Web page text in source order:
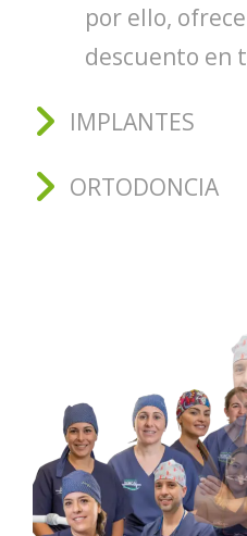
por ello,
descuento en
IMPLANTES
ORTODONCIA